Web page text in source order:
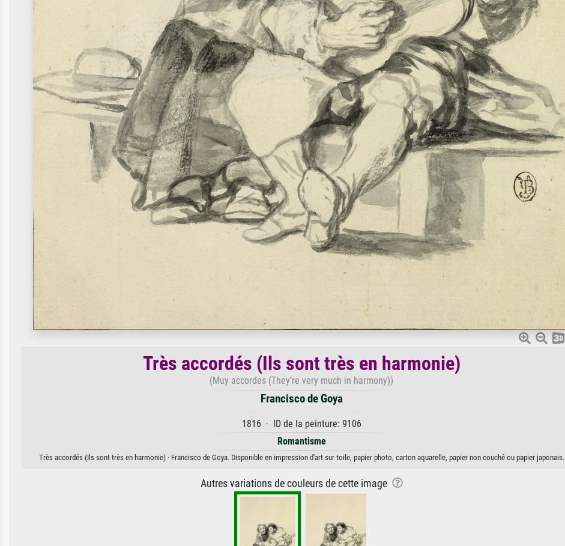
Très accordés (Ils sont très en harmonie)
(Muy accordes (They’re very much in harmony))
Francisco de Goya
1816 · ID de la peinture: 9106
Romantisme
Très accordés (Ils sont très en harmonie) · Francisco de Goya. Disponible en impression d'art sur toile, papier photo, carton aquarelle, papier non couché ou papier japonais.
Autres variations de couleurs de cette image